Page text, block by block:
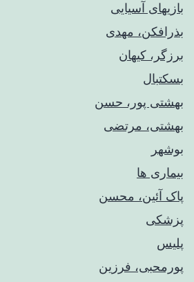
بازیهای آسیایی
بذرافکن، مهدی
برزگر، کیهان
بسکتبال
بهشتی پور، حسن
بهشتی، مرتضی
بوشهر
بیماری ها
پاک آئین، محسن
پزشکی
پلیس
پورمحبی، فرزین